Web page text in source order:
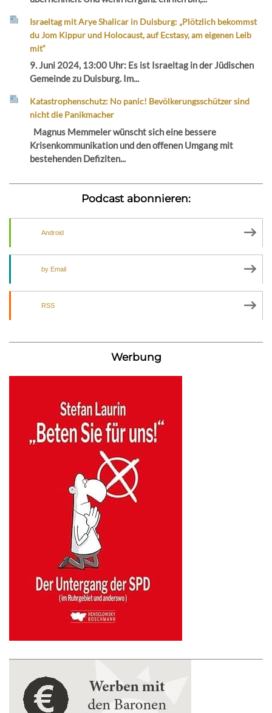
Israeltag mit Arye Shalicar in Duisburg: „Plötzlich bekommst
du Jom Kippur und Holocaust, auf Ecstasy, am eigenen Leib
mit“
9. Juni 2024, 13:00 Uhr: Es ist Israeltag in der Jüdischen
Gemeinde zu Duisburg. Im...
Katastrophenschutz: No panic! Bevölkerungsschützer sind
nicht die Panikmacher
Magnus Memmeler wünscht sich eine bessere
Krisenkommunikation und den offenen Umgang mit
bestehenden Defiziten...
Podcast abonnieren:
Android
by Email
RSS
Werbung